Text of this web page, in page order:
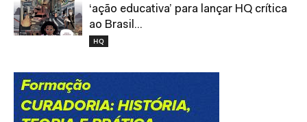
‘ação educativa’ para lançar HQ crítica
ao Brasil...
HQ